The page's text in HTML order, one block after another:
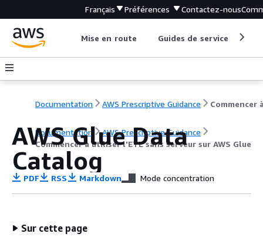
Français Préférences Contactez-nous
Mise en route Guides de service
Documentation AWS Prescriptive Guidance
Documentation
AWS Prescriptive Guidance
Commencer à utiliser l'ETL sans serveur sur AWS Glue
AWS Glue Data
Catalog
PDF RSS Markdown Mode concentration
Sur cette page